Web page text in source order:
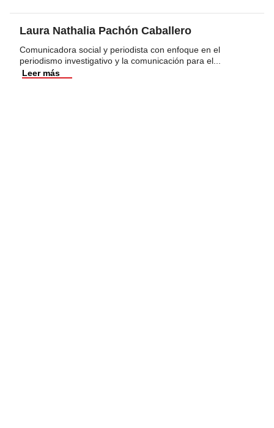
Laura Nathalia Pachón Caballero
Comunicadora social y periodista con enfoque en el
periodismo investigativo y la comunicación para el
Leer más